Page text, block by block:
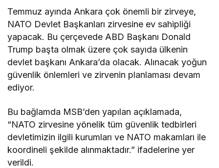
Temmuz ayında Ankara çok önemli bir zirveye,
NATO Devlet Başkanları zirvesine ev sahipliği
yapacak. Bu çerçevede ABD Başkanı Donald
Trump başta olmak üzere çok sayıda ülkenin
devlet başkanı Ankara’da olacak. Alınacak yoğun
güvenlik önlemleri ve zirvenin planlaması devam
ediyor.
Bu bağlamda MSB’den yapılan açıklamada,
“NATO zirvesine yönelik tüm güvenlik tedbirleri
devletimizin ilgili kurumları ve NATO makamları ile
koordineli şekilde alınmaktadır.” ifadelerine yer
verildi.